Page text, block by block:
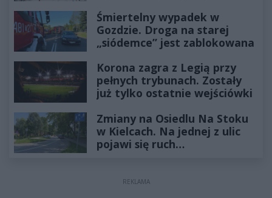
Śmiertelny wypadek w
Gozdzie. Droga na starej
„siódemce” jest zablokowana
Korona zagra z Legią przy
pełnych trybunach. Zostały
już tylko ostatnie wejściówki
Zmiany na Osiedlu Na Stoku
w Kielcach. Na jednej z ulic
pojawi się ruch
REKLAMA